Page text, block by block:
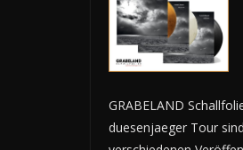
GRABELAND
duesenjaeger Tour